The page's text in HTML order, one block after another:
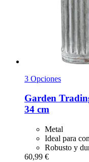
3 Opciones
Garden
34 cm
Metal
Ideal para
Robusto y
60,99 €